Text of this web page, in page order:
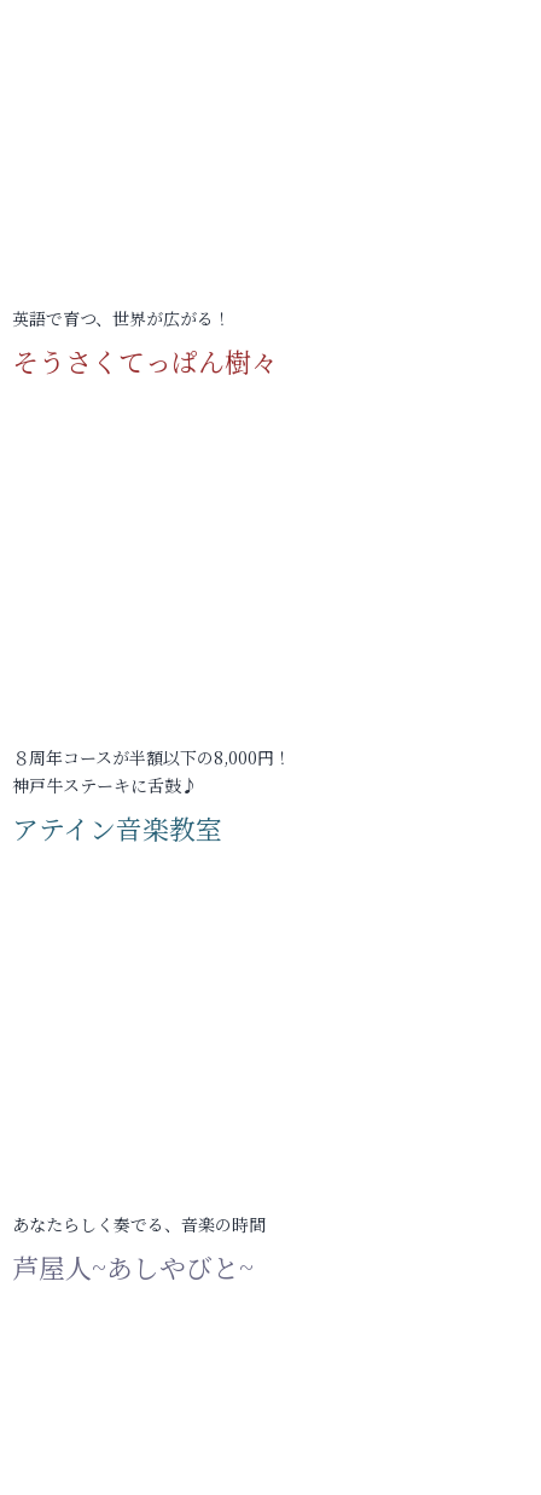
英語で育つ、世界が広がる！
そうさくてっぱん樹々
８周年コースが半額以下の8,000円！
神戸牛ステーキに舌鼓♪
アテイン音楽教室
あなたらしく奏でる、音楽の時間
芦屋人~あしやびと~